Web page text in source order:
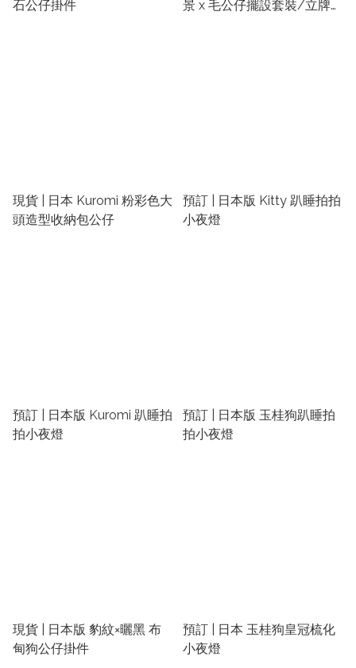
石公仔掛件
景 x 毛公仔擺設套裝/立牌擺
現貨 | 日本 Kuromi 粉彩色大
頭造型收納包公仔
預訂 | 日本版 Kitty 趴睡拍拍
小夜燈
預訂 | 日本版 Kuromi 趴睡拍
拍小夜燈
預訂 | 日本版 玉桂狗趴睡拍
拍小夜燈
現貨 | 日本版 豹紋×曬黑 布
甸狗公仔掛件
預訂 | 日本 玉桂狗皇冠梳化
小夜燈